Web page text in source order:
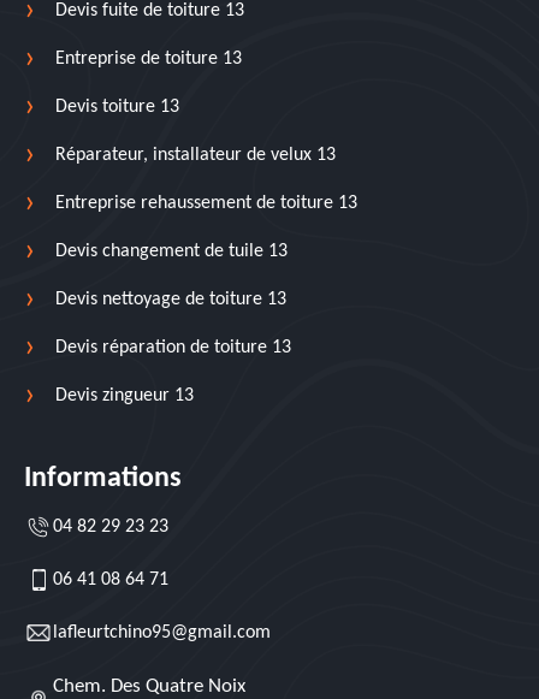
Devis fuite de toiture 13
Entreprise de toiture 13
Devis toiture 13
Réparateur, installateur de velux 13
Entreprise rehaussement de toiture 13
Devis changement de tuile 13
Devis nettoyage de toiture 13
Devis réparation de toiture 13
Devis zingueur 13
Informations
04 82 29 23 23
06 41 08 64 71
lafleurtchino95@gmail.com
Chem. Des Quatre Noix